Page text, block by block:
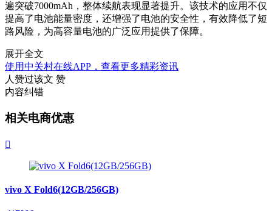
遍突破7000mAh，整体续航表现显著提升。该技术的应用不仅
提高了电池能量密度，还增强了电池的安全性，有效降低了短
路风险，为高容量电池的广泛应用提供了保障。
展开全文
使用中关村在线APP，查看更多精彩资讯
人赞过该文 赞
内容纠错
相关电商优惠

vivo X Fold6(12GB/256GB)